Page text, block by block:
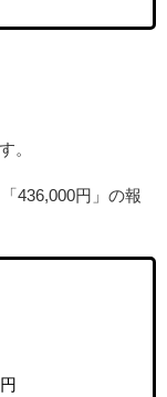
。
436,000円」の報